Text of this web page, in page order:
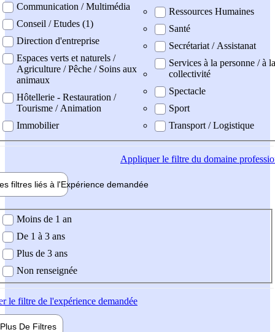
Communication / Multimédia
Conseil / Etudes (1)
Direction d'entreprise
Espaces verts et naturels /
Agriculture / Pêche / Soins aux
animaux
Hôtellerie - Restauration /
Tourisme / Animation
Immobilier
Ressources Humaines
Santé
Secrétariat / Assistanat
Services à la personne / à la
collectivité
Spectacle
Sport
Transport / Logistique
Appliquerle filtre du domaine
filtres liés à l'Expérience demandée
demandée
Moins de 1 an
De 1 à 3 ans
Plus de 3 ans
Non renseignée
le filtre de l'expérience demandée
Plus De Filtres